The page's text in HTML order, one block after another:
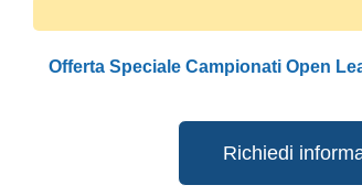
Offerta Speciale Campionati Open
Richiedi